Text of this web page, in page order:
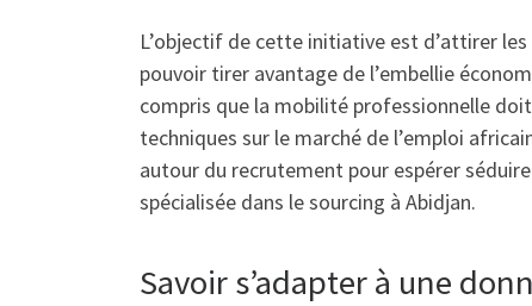
L’objectif de cette initiative est d’attirer
pouvoir tirer avantage de l’embellie
compris que la mobilité professionnelle
techniques sur le marché de l’emploi
autour du recrutement pour espérer
spécialisée dans le sourcing à Abidjan.
Savoir s’adapter à une